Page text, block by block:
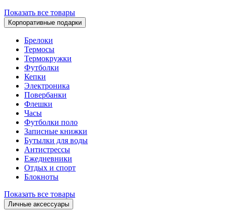
Показать все товары
Корпоративные подарки
Брелоки
Термосы
Термокружки
Футболки
Кепки
Электроника
Повербанки
Флешки
Часы
Футболки поло
Записные книжки
Бутылки для воды
Антистрессы
Ежедневники
Отдых и спорт
Блокноты
Показать все товары
Личные аксессуары